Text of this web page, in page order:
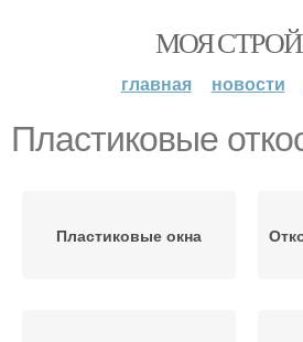
МОЯ
главная новости
Пластиковые
Пластиковые окна